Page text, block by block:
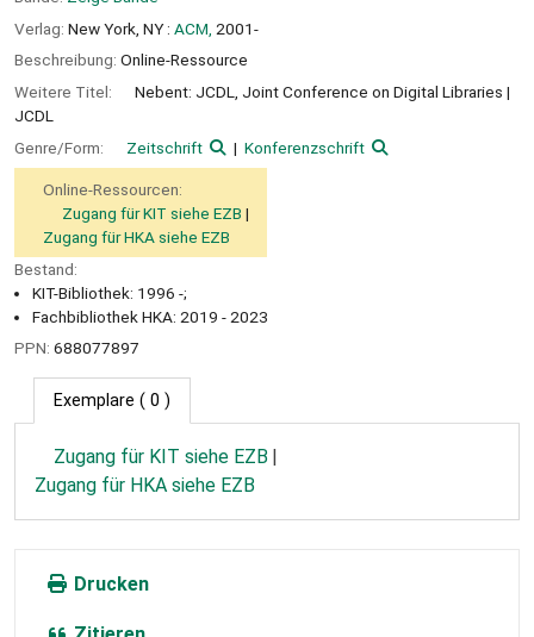
Verlag: New York, NY : ACM, 2001-
Beschreibung: Online-Ressource
Weitere Titel:
Nebent: JCDL, Joint Conference on Digital Libraries
JCDL
Genre/Form:
Zeitschrift Konferenzschrift
Online-Ressourcen:
Zugang für KIT siehe EZB
Zugang für HKA siehe EZB
Bestand:
KIT-Bibliothek: 1996 -;
Fachbibliothek HKA: 2019 - 2023
PPN: 688077897
Exemplare ( 0 )
Zugang für KIT siehe EZB
Zugang für HKA siehe EZB
Drucken